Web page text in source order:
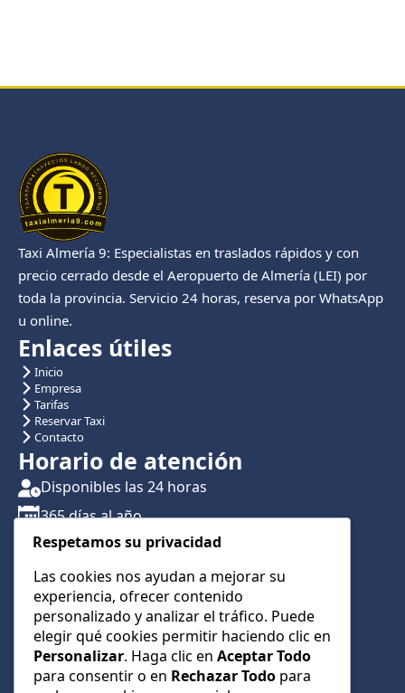
Taxi Almería 9: Especialistas en traslados rápidos y con
precio cerrado desde el Aeropuerto de Almería (LEI) por
toda la provincia. Servicio 24 horas, reserva por WhatsApp
u online.
Enlaces útiles
Inicio
Empresa
Tarifas
Reservar Taxi
Contacto
Horario de atención
Disponibles las 24 horas
365 días al año
Traslados con reserva previa
Atención por teléfono y WhatsApp 24/7
CONTÁCTANOS
+34 622 01 23 74
+34 622 01 23 74
Respetamos su privacidad
Las cookies nos ayudan a mejorar su
experiencia, ofrecer contenido
personalizado y analizar el tráfico. Puede
elegir qué cookies permitir haciendo clic en
Personalizar. Haga clic en Aceptar Todo
para consentir o en Rechazar Todo para